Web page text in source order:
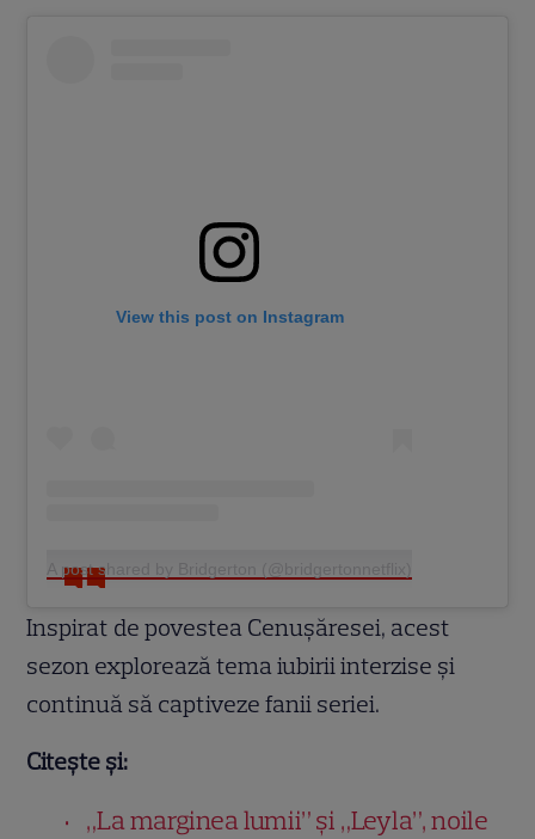
View this post on Instagram
A post shared by Bridgerton (@bridgertonnetflix)
Inspirat de povestea Cenușăresei, acest
sezon explorează tema iubirii interzise și
continuă să captiveze fanii seriei.
Citește și:
„La marginea lumii” și „Leyla”, noile